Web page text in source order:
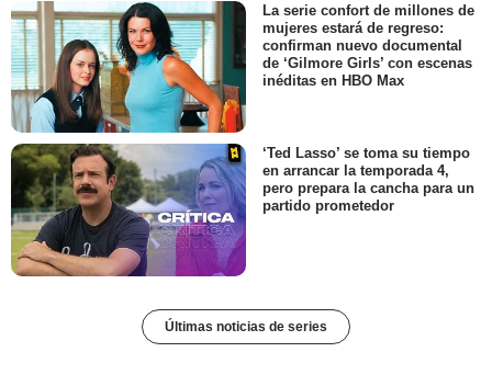
La serie confort de millones de
mujeres estará de regreso:
confirman nuevo documental
de ‘Gilmore Girls’ con escenas
inéditas en HBO Max
‘Ted Lasso’ se toma su tiempo
en arrancar la temporada 4,
pero prepara la cancha para un
partido prometedor
Últimas noticias de series